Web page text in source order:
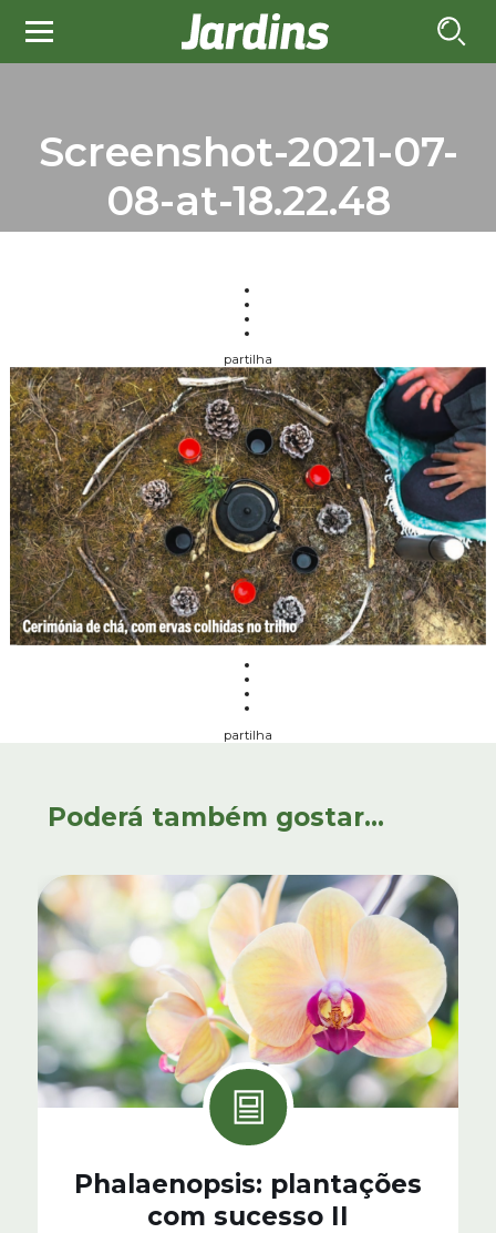
Screenshot-2021-07-
08-at-18.22.48
partilha
partilha
Poderá também gostar...
Phalaenopsis: plantações
com sucesso II